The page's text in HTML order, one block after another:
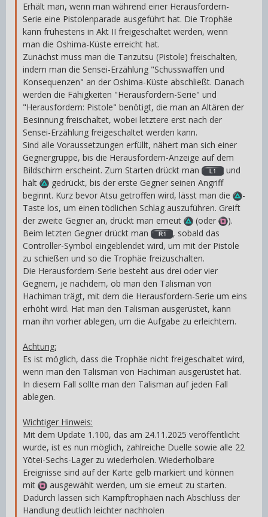
Erhält man, wenn man während einer Herausfordern-
Serie eine Pistolenparade ausgeführt hat. Die Trophäe
kann frühestens in Akt II freigeschaltet werden, wenn
man die Oshima-Küste erreicht hat.
Zunächst muss man die Tanzutsu (Pistole) freischalten,
indem man die Sensei-Erzählung "Schusswaffen und
Konsequenzen" an der Oshima-Küste abschließt. Danach
werden die Fähigkeiten "Herausfordern-Serie" und
"Herausfordern: Pistole" benötigt, die man an Altären der
Besinnung freischaltet, wobei letztere erst nach der
Sensei-Erzählung freigeschaltet werden kann.
Sind alle Voraussetzungen erfüllt, nähert man sich einer
Gegnergruppe, bis die Herausfordern-Anzeige auf dem
Bildschirm erscheint. Zum Starten drückt man
und
hält
gedrückt, bis der erste Gegner seinen Angriff
beginnt. Kurz bevor Atsu getroffen wird, lässt man die
-
Taste los, um einen tödlichen Schlag auszuführen. Greift
der zweite Gegner an, drückt man erneut
(oder
).
Beim letzten Gegner drückt man
, sobald das
Controller-Symbol eingeblendet wird, um mit der Pistole
zu schießen und so die Trophäe freizuschalten.
Die Herausfordern-Serie besteht aus drei oder vier
Gegnern, je nachdem, ob man den Talisman von
Hachiman trägt, mit dem die Herausfordern-Serie um eins
erhöht wird. Hat man den Talisman ausgerüstet, kann
man ihn vorher ablegen, um die Aufgabe zu erleichtern.
Achtung:
Es ist möglich, dass die Trophäe nicht freigeschaltet wird,
wenn man den Talisman von Hachiman ausgerüstet hat.
In diesem Fall sollte man den Talisman auf jeden Fall
ablegen.
Wichtiger Hinweis:
Mit dem Update 1.100, das am 24.11.2025 veröffentlicht
wurde, ist es nun möglich, zahlreiche Duelle sowie alle 22
Yōtei-Sechs-Lager zu wiederholen. Wiederholbare
Ereignisse sind auf der Karte gelb markiert und können
mit
ausgewählt werden, um sie erneut zu starten.
Dadurch lassen sich Kampftrophäen nach Abschluss der
Handlung deutlich leichter nachholen